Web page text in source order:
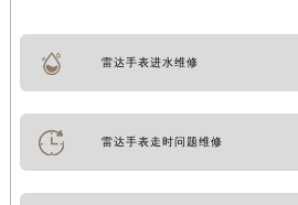
雷达手表进水维修
雷达手表走时问题维修